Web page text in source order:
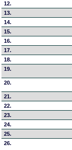
12.
13.
14.
15.
16.
17.
18.
19.
20.
21.
22.
23.
24.
25.
26.